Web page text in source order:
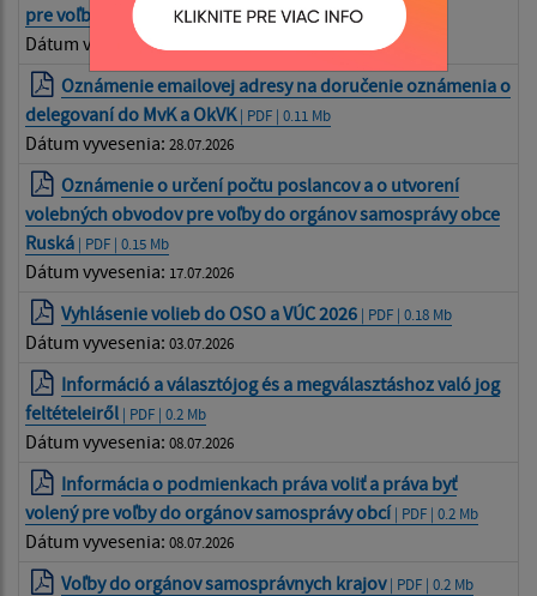
pre voľby do OSO a VÚC| PDF | 0.29 Mb
Dátum vyvesenia:
Oznámenie emailovej adresy na doručenie oznámenia o
delegovaní do MvK a OkVK| PDF | 0.11 Mb
Dátum vyvesenia: 28.07.2026
Oznámenie o určení počtu poslancov a o utvorení
volebných obvodov pre voľby do orgánov samosprávy obce
Ruská | PDF | 0.15 Mb
Dátum vyvesenia: 17.07.2026
Vyhlásenie volieb do OSO a VÚC 2026 | PDF | 0.18 Mb
Dátum vyvesenia: 03.07.2026
Információ a választójog és a megválasztáshoz való jog
feltételeiről | PDF | 0.2 Mb
Dátum vyvesenia: 08.07.2026
Informácia o podmienkach práva voliť a práva byť
volený pre voľby do orgánov samosprávy obcí| PDF | 0.2 Mb
Dátum vyvesenia: 08.07.2026
Voľby do orgánov samosprávnych krajov| PDF | 0.2 Mb